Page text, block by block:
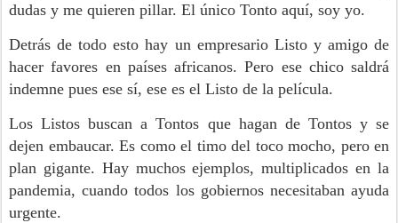
dudas y me quieren pillar. El único Tonto aquí, soy yo.
Detrás de todo esto hay un empresario Listo y amigo de
hacer favores en países africanos. Pero ese chico saldrá
indemne pues ese sí, ese es el Listo de la película.
Los Listos buscan a Tontos que hagan de Tontos y se
dejen embaucar. Es como el timo del toco mocho, pero en
plan gigante. Hay muchos ejemplos, multiplicados en la
pandemia, cuando todos los gobiernos necesitaban ayuda
urgente.